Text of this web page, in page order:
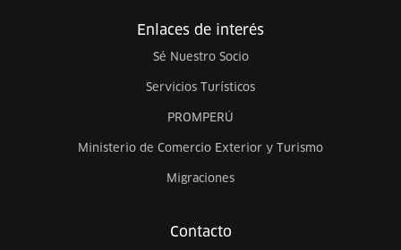
Enlaces de interés
Sé Nuestro Socio
Servicios Turísticos
PROMPERÚ
Ministerio de Comercio Exterior y Turismo
Migraciones
Contacto